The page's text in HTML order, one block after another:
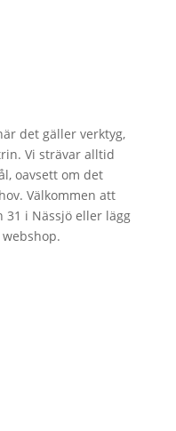
det gäller verktyg,
Vi strävar alltid
oavsett om det
Välkommen att
31 i Nässjö eller lägg